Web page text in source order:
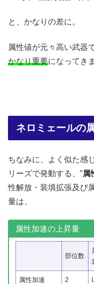
と、かなりの差に。
属性値が元々高い武器
かなり重要になってき
ネロミェールの
ちなみに、よく似た感
リーズで発動する、”属
性解放・装填拡張及び
量は、
属性加速の上昇量
部位数
属性加速 2